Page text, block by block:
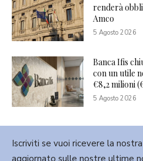
renderà
Amco
5 Agosto 2026
Banca Ifis
con un utile
€8,2 milioni
5 Agosto 2026
Iscriviti se vuoi ricevere la
aggiornato sulle nostre ultime